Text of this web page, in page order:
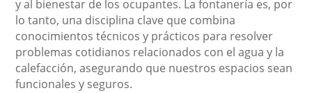
y al bienestar de los ocupantes. La fontanería es, por
lo tanto, una disciplina clave que combina
conocimientos técnicos y prácticos para resolver
problemas cotidianos relacionados con el agua y la
calefacción, asegurando que nuestros espacios sean
funcionales y seguros.